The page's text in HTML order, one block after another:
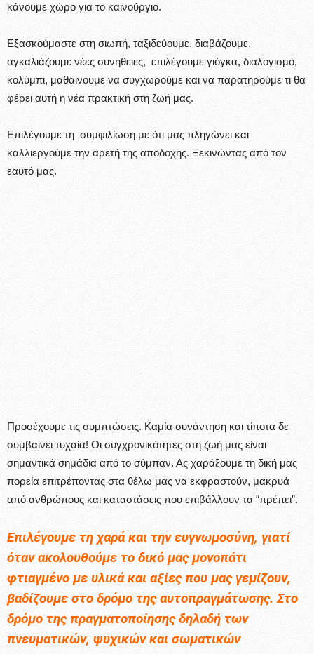
κάνουμε χώρο για το καινούργιο.
Εξασκούμαστε στη σιωπή, ταξιδεύουμε, διαβάζουμε,
αγκαλιάζουμε νέες συνήθειες, επιλέγουμε γιόγκα, διαλογισμό,
κολύμπι, μαθαίνουμε να συγχωρούμε και να παρατηρούμε τι θα
φέρει αυτή η νέα πρακτική στη ζωή μας.
Επιλέγουμε τη συμφιλίωση με ότι μας πληγώνει και
καλλιεργούμε την αρετή της αποδοχής. Ξεκινώντας από τον
εαυτό μας.
Προσέχουμε τις συμπτώσεις. Καμία συνάντηση και τίποτα δε
συμβαίνει τυχαία! Οι συγχρονικότητες στη ζωή μας είναι
σημαντικά σημάδια από το σύμπαν. Ας χαράξουμε τη δική μας
πορεία επιτρέποντας στα θέλω μας να εκφραστούν, μακρυά
από ανθρώπους και καταστάσεις που επιβάλλουν τα “πρέπει”.
Επιλέγουμε τη χαρά και την ευγνωμοσύνη, γιατί
όταν ακολουθούμε το δικό μας μονοπάτι
φτιαγμένο με υλικά και αξίες που μας γεμίζουν,
βαδίζουμε στο δρόμο της αυτοπραγμάτωσης. Στο
δρόμο της πραγματοποίησης δηλαδή των
πνευματικών, ψυχικών και σωματικών